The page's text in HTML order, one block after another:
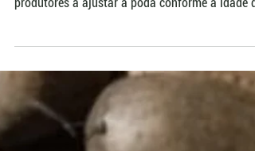
O inverno concentra decisões que podem pesar
produtores a ajustar a poda conforme a idade
fungos e retirar resíduos do pomar. A previsão
chuvas frequentes aumenta a atenção sobre
esporos remanescentes, enquanto o uso de
exige cuidado com dosagens, EPIs e